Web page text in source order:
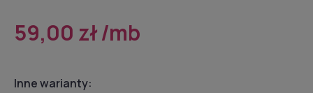
59,00 zł/mb
Inne warianty: